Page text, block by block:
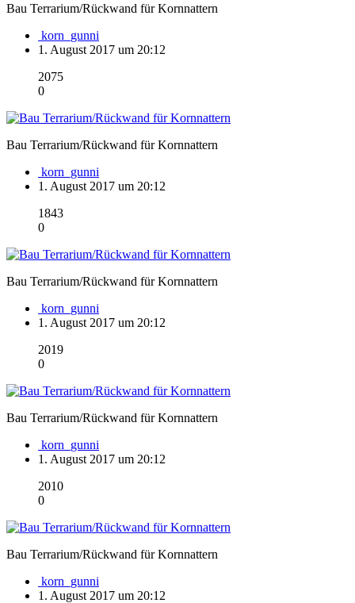
Bau Terrarium/Rückwand für Kornnattern
korn_gunni
1. August 2017 um 20:12
2075
0
Bau Terrarium/Rückwand für Kornnattern
korn_gunni
1. August 2017 um 20:12
1843
0
Bau Terrarium/Rückwand für Kornnattern
korn_gunni
1. August 2017 um 20:12
2019
0
Bau Terrarium/Rückwand für Kornnattern
korn_gunni
1. August 2017 um 20:12
2010
0
Bau Terrarium/Rückwand für Kornnattern
korn_gunni
1. August 2017 um 20:12